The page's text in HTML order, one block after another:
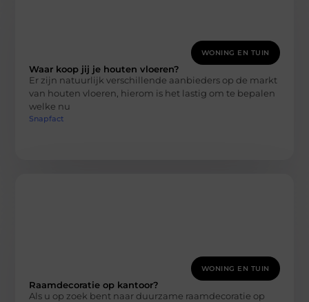
WONING EN TUIN
Waar koop jij je houten vloeren?
Er zijn natuurlijk verschillende aanbieders op de markt
van houten vloeren, hierom is het lastig om te bepalen
welke nu
Snapfact
WONING EN TUIN
Raamdecoratie op kantoor?
Als u op zoek bent naar duurzame raamdecoratie op